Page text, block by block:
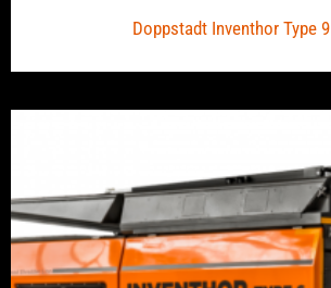
Doppstadt Inventhor Type